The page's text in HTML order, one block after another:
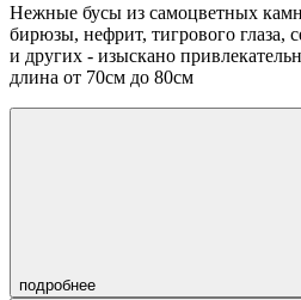
Нежные бусы из самоцветных
бирюзы, нефрит, тигрового глаза,
и других - изыскано
длина от 70см до 80см
подробнее